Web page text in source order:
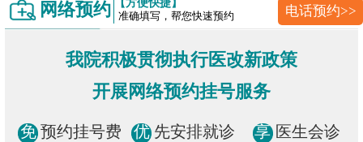
网络预约 【方便快捷】
准确填写，帮您快速预约 电话预约>>
我院积极贯彻执行医改新政策
开展网络预约挂号服务
免 预约挂号费 优 先安排就诊 享 医生会诊